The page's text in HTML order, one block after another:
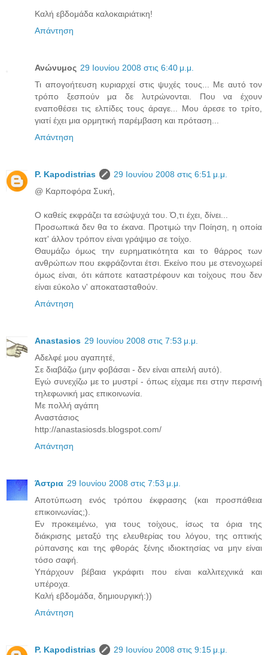
Καλή εβδομάδα καλοκαιριάτικη!
Απάντηση
Ανώνυμος 29 Ιουνίου 2008 στις 6:40 μ.μ.
Τι απογοήτευση κυριαρχεί στις ψυχές τους... Με αυτό τον
τρόπο ξεσπούν μα δε λυτρώνονται. Που να έχουν
εναποθέσει τις ελπίδες τους άραγε... Μου άρεσε το τρίτο,
γιατί έχει μια ορμητική παρέμβαση και πρόταση...
Απάντηση
P. Kapodistrias
29 Ιουνίου 2008 στις 6:51 μ.μ.
@ Καρποφόρα Συκή,
Ο καθείς εκφράζει τα εσώψυχά του. Ό,τι έχει, δίνει...
Προσωπικά δεν θα το έκανα. Προτιμώ την Ποίηση, η οποία
κατ' άλλον τρόπον είναι γράψιμο σε τοίχο.
Θαυμάζω όμως την ευρηματικότητα και το θάρρος των
ανθρώπων που εκφράζονται έτσι. Εκείνο που με στενοχωρεί
όμως είναι, ότι κάποτε καταστρέφουν και τοίχους που δεν
είναι εύκολο ν' αποκατασταθούν.
Απάντηση
Anastasios 29 Ιουνίου 2008 στις 7:53 μ.μ.
Αδελφέ μου αγαπητέ,
Σε διαβάζω (μην φοβάσαι - δεν είναι απειλή αυτό).
Εγώ συνεχίζω με το μυστρί - όπως είχαμε πει στην περσινή
τηλεφωνική μας επικοινωνία.
Με πολλή αγάπη
Αναστάσιος
http://anastasiosds.blogspot.com/
Απάντηση
Άστρια 29 Ιουνίου 2008 στις 7:53 μ.μ.
Αποτύπωση ενός τρόπου έκφρασης (και προσπάθεια
επικοινωνίας;).
Εν προκειμένω, για τους τοίχους, ίσως τα όρια της
διάκρισης μεταξύ της ελευθερίας του λόγου, της οπτικής
ρύπανσης και της φθοράς ξένης ιδιοκτησίας να μην είναι
τόσο σαφή.
Υπάρχουν βέβαια γκράφιτι που είναι καλλιτεχνικά και
υπέροχα.
Καλή εβδομάδα, δημιουργική:))
Απάντηση
P. Kapodistrias
29 Ιουνίου 2008 στις 9:15 μ.μ.